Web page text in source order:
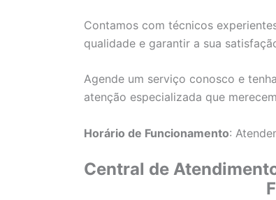
Contamos com técnicos
qualidade e garantir a sua
Agende um serviço conosco e
atenção especializada que
Horário de Funcionamento:
Central de